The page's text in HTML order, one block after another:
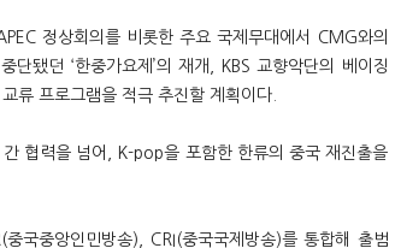
정상회의를 비롯한 주요 국제무대에서 CMG와의
됐던 ‘한중가요제’의 재개, KBS 교향악단의 베이징
류 프로그램을 적극 추진할 계획이다.
협력을 넘어, K-pop을 포함한 한류의 중국 재진출을
국중앙인민방송), CRI(중국국제방송)를 통합해 출범